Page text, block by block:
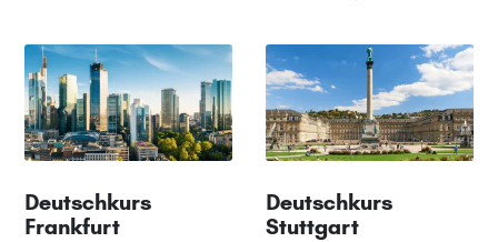
Deutschkurs
Frankfurt
Deutschkurs
Stuttgart